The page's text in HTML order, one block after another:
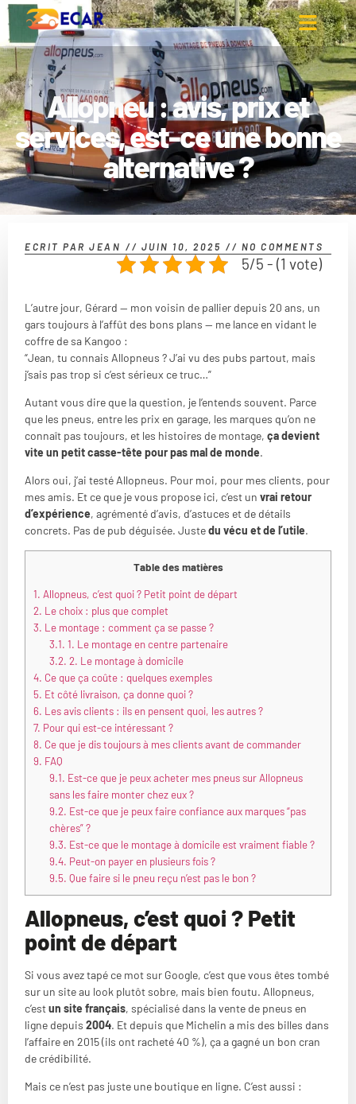
Allopneu : avis, prix et
services, est-ce une bonne
alternative ?
ECRIT PAR JEAN // JUIN 10, 2025 // NO COMMENTS
5/5 - (1 vote)
L’autre jour, Gérard — mon voisin de pallier depuis 20 ans, un
gars toujours à l’affût des bons plans — me lance en vidant le
coffre de sa Kangoo :
“Jean, tu connais Allopneus ? J’ai vu des pubs partout, mais
j’sais pas trop si c’est sérieux ce truc…”
Autant vous dire que la question, je l’entends souvent. Parce
que les pneus, entre les prix en garage, les marques qu’on ne
connaît pas toujours, et les histoires de montage, ça devient
vite un petit casse-tête pour pas mal de monde.
Alors oui, j’ai testé Allopneus. Pour moi, pour mes clients, pour
mes amis. Et ce que je vous propose ici, c’est un vrai retour
d’expérience, agrémenté d’avis, d’astuces et de détails
concrets. Pas de pub déguisée. Justedu vécu et de l’utile.
Table des matières
1. Allopneus, c’est quoi ? Petit point de départ
2. Le choix : plus que complet
3. Le montage : comment ça se passe ?
3.1. 1. Le montage en centre partenaire
3.2. 2. Le montage à domicile
4. Ce que ça coûte : quelques exemples
5. Et côté livraison, ça donne quoi ?
6. Les avis clients : ils en pensent quoi, les autres ?
7. Pour qui est-ce intéressant ?
8. Ce que je dis toujours à mes clients avant de commander
9. FAQ
9.1. Est-ce que je peux acheter mes pneus sur Allopneus
sans les faire monter chez eux ?
9.2. Est-ce que je peux faire confiance aux marques “pas
chères” ?
9.3. Est-ce que le montage à domicile est vraiment fiable ?
9.4. Peut-on payer en plusieurs fois ?
9.5. Que faire si le pneu reçu n’est pas le bon ?
Allopneus, c’est quoi ? Petit
point de départ
Si vous avez tapé ce mot sur Google, c’est que vous êtes tombé
sur un site au look plutôt sobre, mais bien foutu. Allopneus,
c’estun site français, spécialisé dans la vente de pneus en
ligne depuis 2004. Et depuis que Michelin a mis des billes dans
l’affaire en 2015 (ils ont racheté 40 %), ça a gagné un bon cran
de crédibilité.
Mais ce n’est pas juste une boutique en ligne. C’est aussi :